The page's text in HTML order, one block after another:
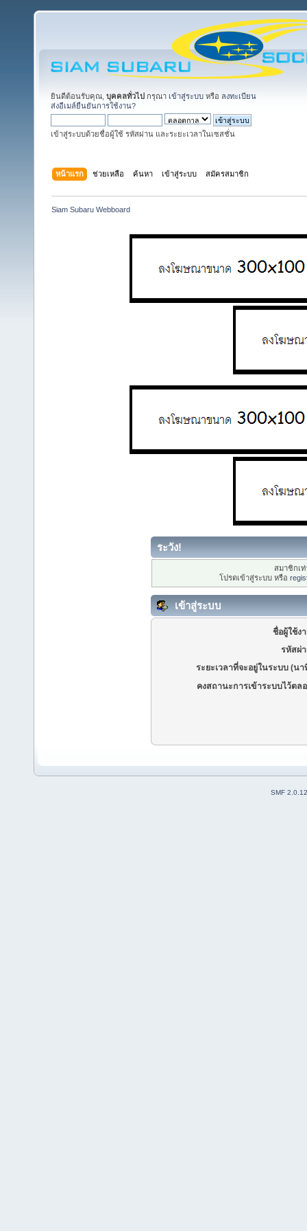
ยินดีต้อนรับคุณ, บุคคลทั่วไป กรุณา เข้าสู่ระบบ หรือ ลงทะเบียน
ส่งอีเมล์ยืนยันการใช้งาน?
เข้าสู่ระบบด้วยชื่อผู้ใช้ รหัสผ่าน และระยะเวลาในเซสชั่น
หน้าแรก ช่วยเหลือ ค้นหา เข้าสู่ระบบ สมัครสมาชิก
Siam Subaru Webboard
ระวัง!
สมาชิกเ
โปรดเข้าสู่ระบบ หรือ
เข้าสู่ระบบ
ชื่อผู้ใช้ง
รหัสผ่
ระยะเวลาที่จะอยู่ในระบบ (นา
คงสถานะการเข้าระบบไว้ตล
SMF 2.0.12